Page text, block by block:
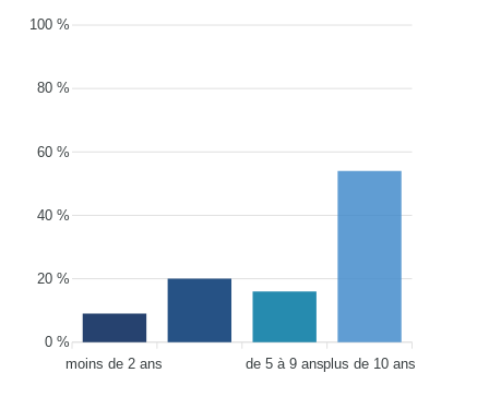
100 %
80 %
60 %
40 %
20 %
0 %
moins de 2 ans
de 5 à 9 ansplus de 10 ans